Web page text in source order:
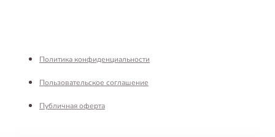
Реквизиты
Политика конфиденциальности
Пользовательское соглашение
Публичная оферта